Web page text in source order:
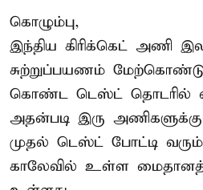
கொழும்பு,
இந்திய கிரிக்கெட் அணி
சுற்றுப்பயணம்
கொண்ட டெஸ்ட் தொடரில்
அதன்படி இரு
முதல் டெஸ்ட் போட்டி
காலேவில் உள்ள